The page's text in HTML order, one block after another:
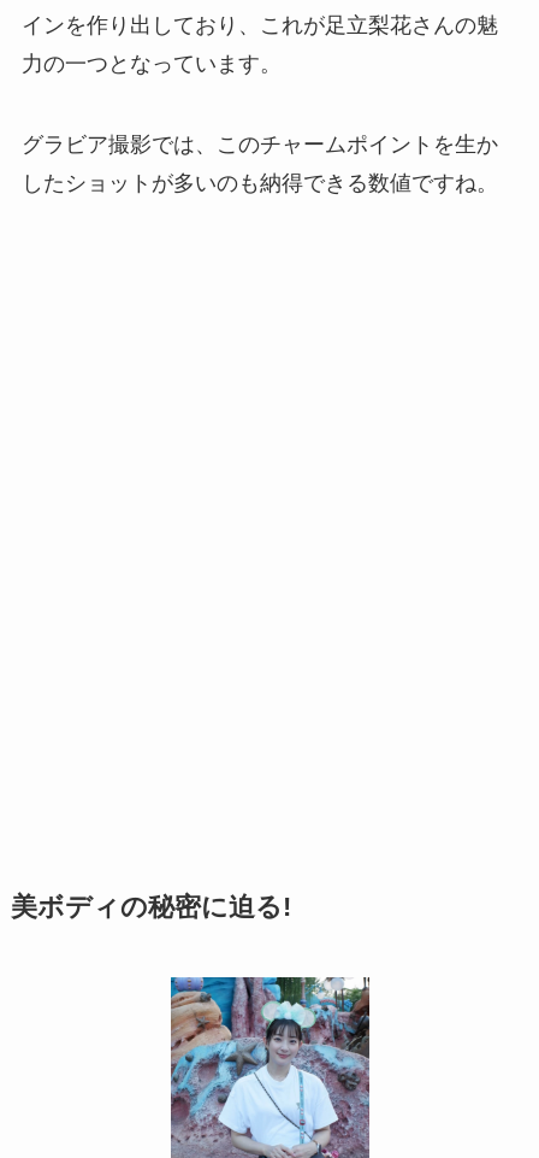
インを作り出しており、これが足立梨花さんの魅
力の一つとなっています。
グラビア撮影では、このチャームポイントを生か
したショットが多いのも納得できる数値ですね。
美ボディの秘密に迫る!